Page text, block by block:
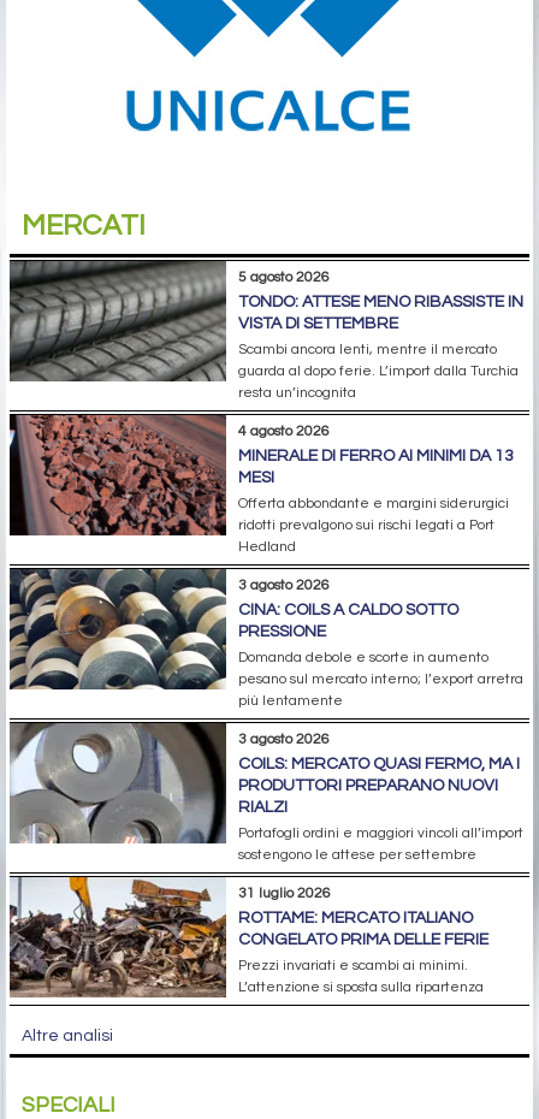
MERCATI
5 agosto 2026
TONDO: ATTESE MENO RIBASSISTE IN
VISTA DI SETTEMBRE
Scambi ancora lenti, mentre il mercato
guarda al dopo ferie. L’import dalla Turchia
resta un’incognita
4 agosto 2026
MINERALE DI FERRO AI MINIMI DA 13
MESI
Offerta abbondante e margini siderurgici
ridotti prevalgono sui rischi legati a Port
Hedland
3 agosto 2026
CINA: COILS A CALDO SOTTO
PRESSIONE
Domanda debole e scorte in aumento
pesano sul mercato interno; l’export arretra
più lentamente
3 agosto 2026
COILS: MERCATO QUASI FERMO, MA I
PRODUTTORI PREPARANO NUOVI
RIALZI
Portafogli ordini e maggiori vincoli all’import
sostengono le attese per settembre
31 luglio 2026
ROTTAME: MERCATO ITALIANO
CONGELATO PRIMA DELLE FERIE
Prezzi invariati e scambi ai minimi.
L’attenzione si sposta sulla ripartenza
Altre analisi
SPECIALI